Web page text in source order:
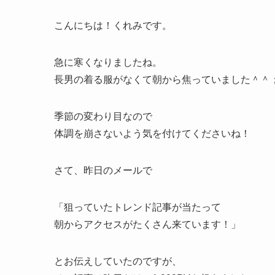
こんにちは！くれみです。
急に寒くなりましたね。
長男の着る服がなくて朝から焦っていました＾＾
季節の変わり目なので
体調を崩さないよう気を付けてくださいね！
さて、昨日のメールで
「狙っていたトレンド記事が当たって
朝からアクセスがたくさん来ています！」
とお伝えしていたのですが、